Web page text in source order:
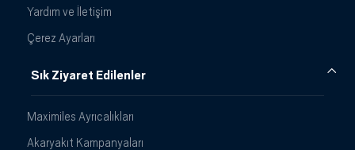
Yardım ve İletişim
Çerez Ayarları
Sık Ziyaret Edilenler
Maximiles Ayrıcalıkları
Akaryakıt Kampanyaları